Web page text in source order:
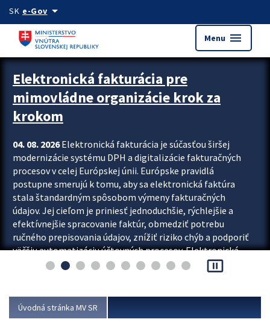
Preskocit na hlavný obsah
SK e-Govarrow_drop_down
Menu menu
Zastavit automatický posun upútavok
Elektronická fakturácia pre
mimovládne organizácie krok za
krokom
04. 08. 2026Elektronická fakturácia je súčasťou širšej
modernizácie systému DPH a digitalizácie fakturačných
procesov v celej Európskej únii. Európske pravidlá
postupne smerujú k tomu, aby sa elektronická faktúra
stala štandardným spôsobom výmeny fakturačných
údajov. Jej cieľom je priniesť jednoduchšie, rýchlejšie a
efektívnejšie spracovanie faktúr, obmedziť potrebu
ručného prepisovania údajov, znížiť riziko chýb a podporiť
väčšiu automatizáciu účtovných procesov. Elektronická
fakturácia preto nepredstavuje...
pause_presentation
Úvodná stránka MV SR